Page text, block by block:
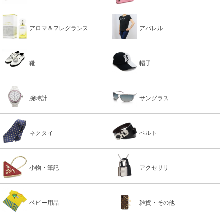
アロマ＆フレグランス アパレル
靴 帽子
腕時計 サングラス
ネクタイ ベルト
小物・筆記 アクセサリ
ベビー用品 雑貨・その他